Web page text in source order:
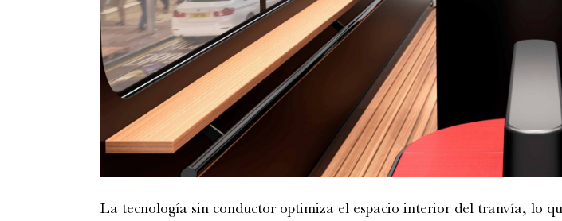
La tecnología sin conductor optimiza el espacio interior del tranvía, lo